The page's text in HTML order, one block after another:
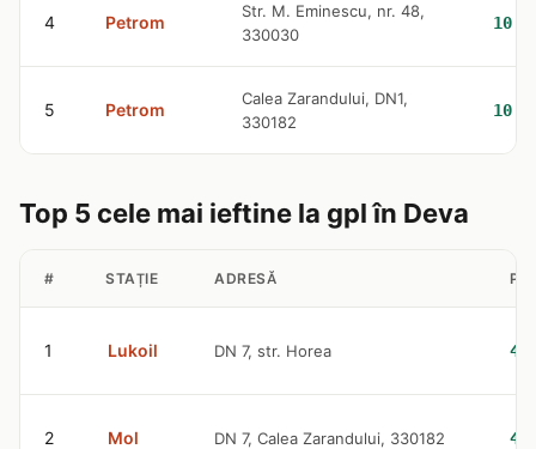
4 Petrom
Str. M. Eminescu, nr. 48,
330030
5 Petrom
Calea Zarandului, DN1,
330182
Top 5 cele mai ieftine la gpl în Deva
# STAȚIE ADRESĂ
1 Lukoil DN 7, str. Horea
2 Mol DN 7, Calea Zarandului, 330182